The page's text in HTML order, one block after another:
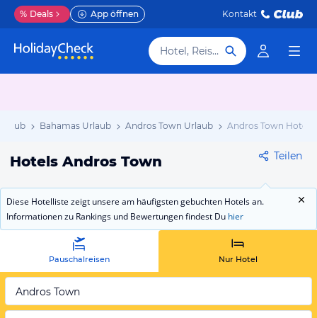
% Deals App öffnen Kontakt
Hotel, Reiseziel
Bahamas Urlaub Andros Town Urlaub Andros Town Hotels
Hotels Andros Town Teilen
Diese Hotelliste zeigt unsere am häufigsten gebuchten Hotels an.
Informationen zu Rankings und Bewertungen findest Du hier
Pauschalreisen Nur Hotel
Andros Town